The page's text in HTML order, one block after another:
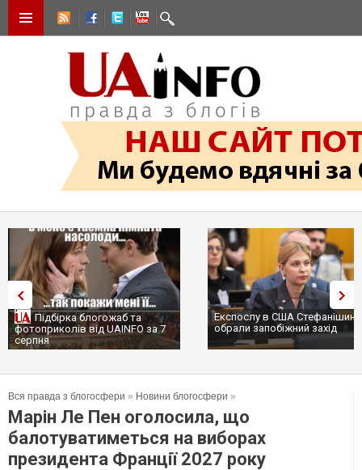
Підбірка блогожаб та
фотоприколів від UAINFO за 7
серпня
Експослу в США
обрали запобіжний захід
Вся правда з блогосфери » Новини блогосфери »
Марін Ле Пен оголосила, що
балотуватиметься на виборах
президента Франції 2027 року